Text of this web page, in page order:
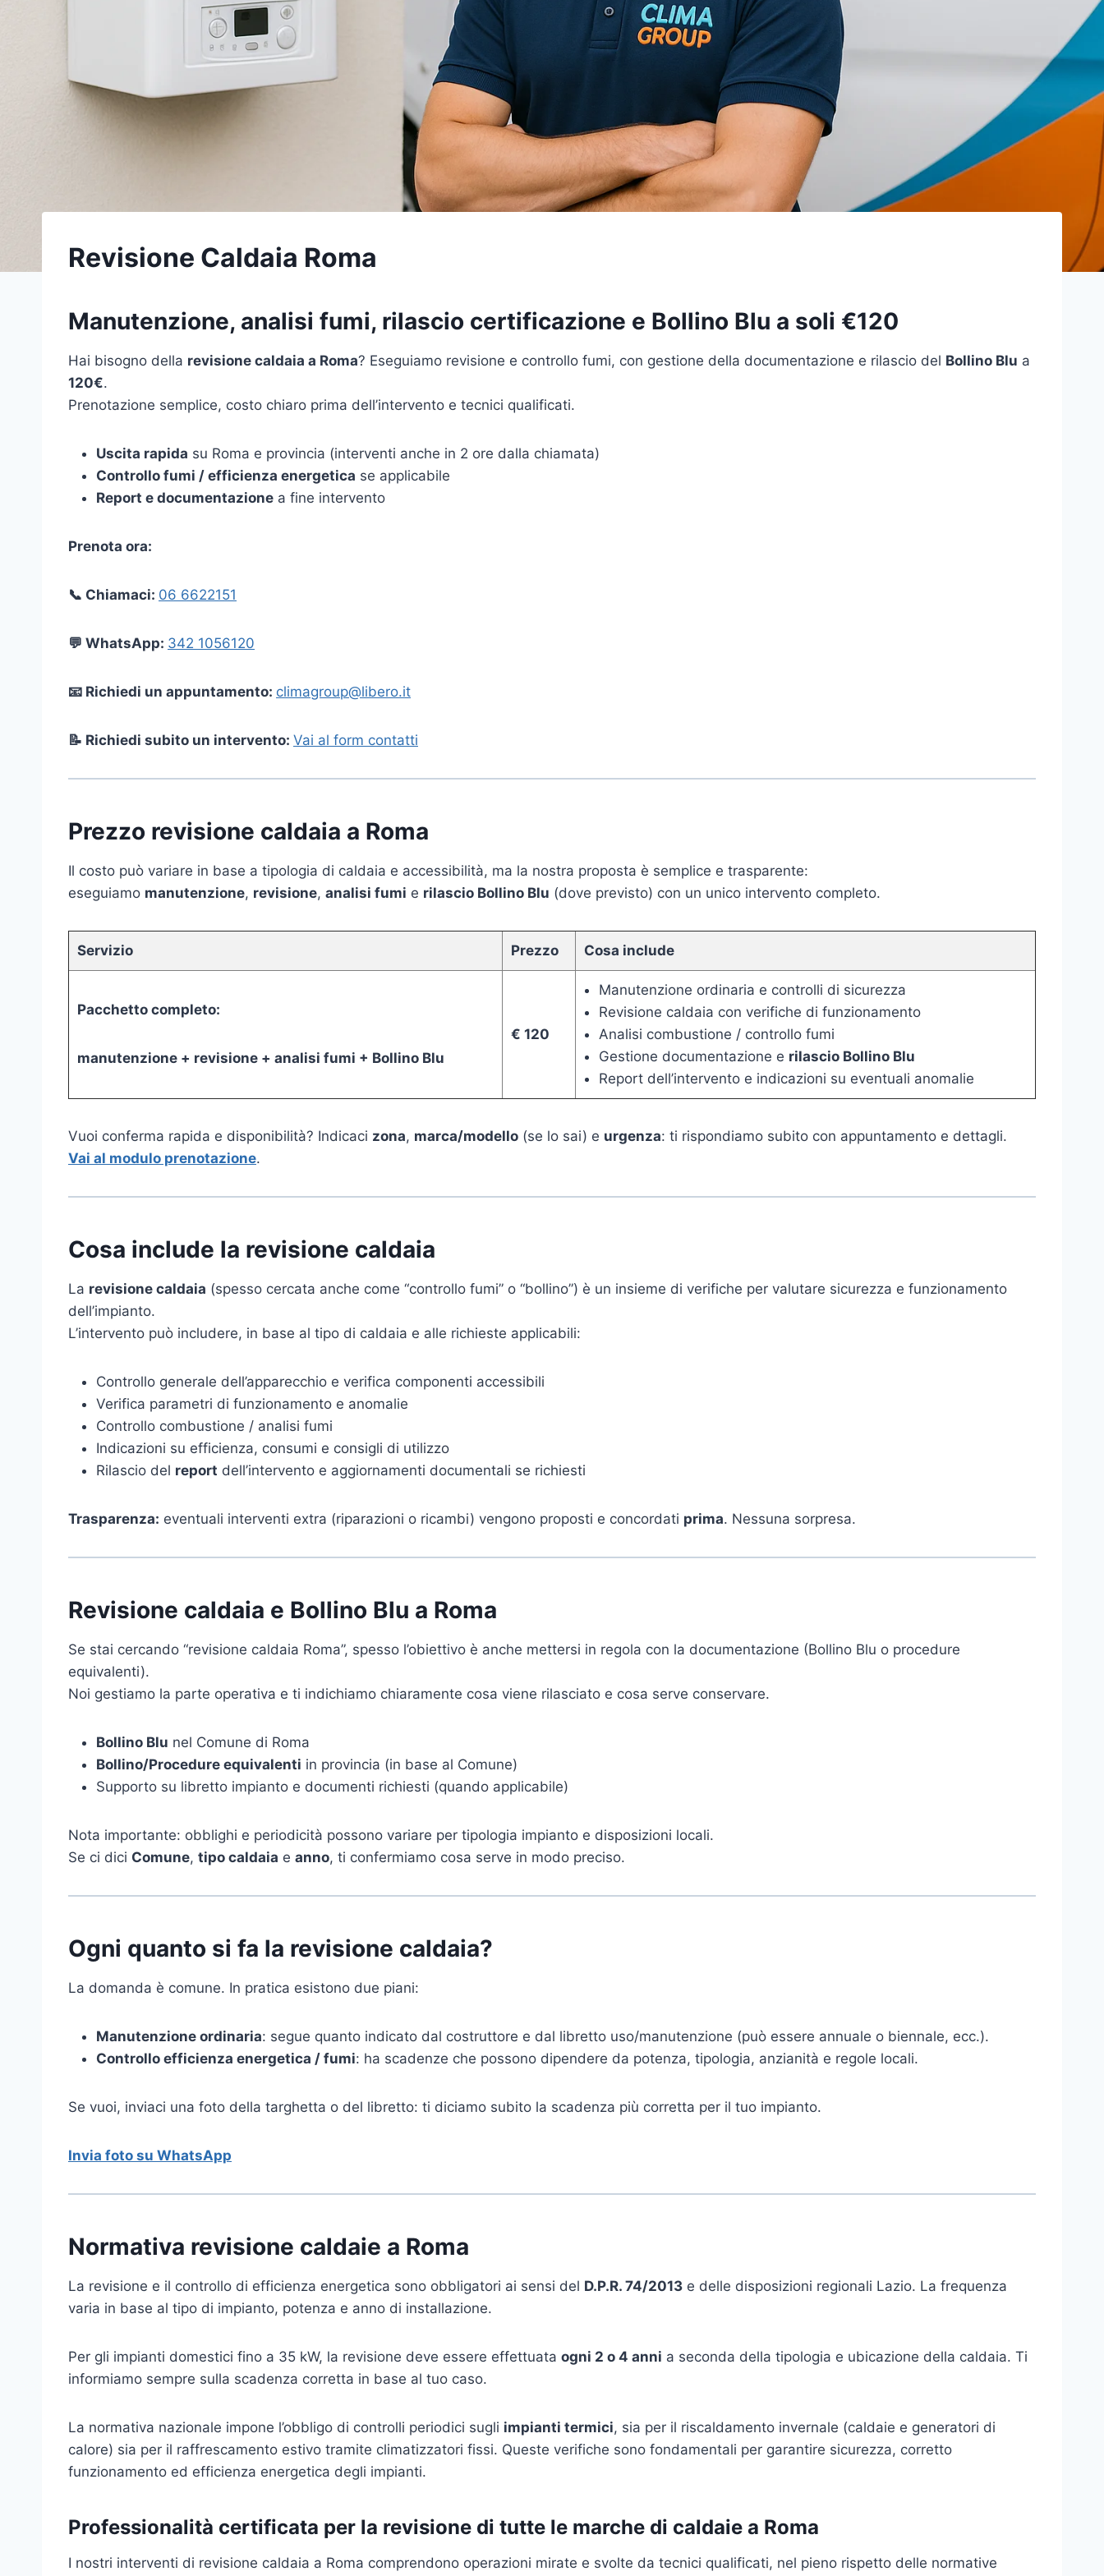
Revisione Caldaia Roma
Manutenzione, analisi fumi, rilascio certificazione e Bollino Blu a soli €120
Hai bisogno della revisione caldaia a Roma? Eseguiamo revisione e controllo fumi, con gestione della documentazione e rilascio del Bollino Blu a
120€.
Prenotazione semplice, costo chiaro prima dell’intervento e tecnici qualificati.
Uscita rapida su Roma e provincia (interventi anche in 2 ore dalla chiamata)
Controllo fumi / efficienza energetica se applicabile
Report e documentazione a fine intervento
Prenota ora:
📞 Chiamaci: 06 6622151
💬 WhatsApp: 342 1056120
📧 Richiedi un appuntamento: climagroup@libero.it
📝 Richiedi subito un intervento: Vai al form contatti
Prezzo revisione caldaia a Roma
Il costo può variare in base a tipologia di caldaia e accessibilità, ma la nostra proposta è semplice e trasparente:
eseguiamo manutenzione, revisione, analisi fumi e rilascio Bollino Blu (dove previsto) con un unico intervento completo.
Servizio Prezzo Cosa include
Pacchetto completo:
manutenzione + revisione + analisi fumi + Bollino Blu
€ 120
Manutenzione ordinaria e controlli di sicurezza
Revisione caldaia con verifiche di funzionamento
Analisi combustione / controllo fumi
Gestione documentazione e rilascio Bollino Blu
Report dell’intervento e indicazioni su eventuali anomalie
Vuoi conferma rapida e disponibilità? Indicaci zona, marca/modello (se lo sai) e urgenza: ti rispondiamo subito con appuntamento e dettagli.
Vai al modulo prenotazione.
Cosa include la revisione caldaia
La revisione caldaia (spesso cercata anche come “controllo fumi” o “bollino”) è un insieme di verifiche per valutare sicurezza e funzionamento
dell’impianto.
L’intervento può includere, in base al tipo di caldaia e alle richieste applicabili:
Controllo generale dell’apparecchio e verifica componenti accessibili
Verifica parametri di funzionamento e anomalie
Controllo combustione / analisi fumi
Indicazioni su efficienza, consumi e consigli di utilizzo
Rilascio del report dell’intervento e aggiornamenti documentali se richiesti
Trasparenza: eventuali interventi extra (riparazioni o ricambi) vengono proposti e concordati prima. Nessuna sorpresa.
Revisione caldaia e Bollino Blu a Roma
Se stai cercando “revisione caldaia Roma”, spesso l’obiettivo è anche mettersi in regola con la documentazione (Bollino Blu o procedure
equivalenti).
Noi gestiamo la parte operativa e ti indichiamo chiaramente cosa viene rilasciato e cosa serve conservare.
Bollino Blu nel Comune di Roma
Bollino/Procedure equivalenti in provincia (in base al Comune)
Supporto su libretto impianto e documenti richiesti (quando applicabile)
Nota importante: obblighi e periodicità possono variare per tipologia impianto e disposizioni locali.
Se ci dici Comune, tipo caldaia e anno, ti confermiamo cosa serve in modo preciso.
Ogni quanto si fa la revisione caldaia?
La domanda è comune. In pratica esistono due piani:
Manutenzione ordinaria: segue quanto indicato dal costruttore e dal libretto uso/manutenzione (può essere annuale o biennale, ecc.).
Controllo efficienza energetica / fumi: ha scadenze che possono dipendere da potenza, tipologia, anzianità e regole locali.
Se vuoi, inviaci una foto della targhetta o del libretto: ti diciamo subito la scadenza più corretta per il tuo impianto.
Invia foto su WhatsApp
Normativa revisione caldaie a Roma
La revisione e il controllo di efficienza energetica sono obbligatori ai sensi del D.P.R. 74/2013 e delle disposizioni regionali Lazio. La frequenza
varia in base al tipo di impianto, potenza e anno di installazione.
Per gli impianti domestici fino a 35 kW, la revisione deve essere effettuata ogni 2 o 4 anni a seconda della tipologia e ubicazione della caldaia. Ti
informiamo sempre sulla scadenza corretta in base al tuo caso.
La normativa nazionale impone l’obbligo di controlli periodici sugli impianti termici, sia per il riscaldamento invernale (caldaie e generatori di
calore) sia per il raffrescamento estivo tramite climatizzatori fissi. Queste verifiche sono fondamentali per garantire sicurezza, corretto
funzionamento ed efficienza energetica degli impianti.
Professionalità certificata per la revisione di tutte le marche di caldaie a Roma
I nostri interventi di revisione caldaia a Roma comprendono operazioni mirate e svolte da tecnici qualificati, nel pieno rispetto delle normative